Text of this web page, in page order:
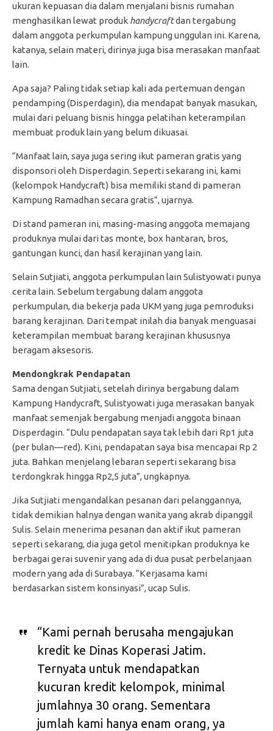
ukuran kepuasan dia dalam menjalani bisnis rumahan
menghasilkan lewat produk handycraftdan tergabung
dalam anggota perkumpulan kampung unggulan ini. Karena,
katanya, selain materi, dirinya juga bisa merasakan manfaat
lain.
Apa saja? Paling tidak setiap kali ada pertemuan dengan
pendamping (Disperdagin), dia mendapat banyak masukan,
mulai dari peluang bisnis hingga pelatihan keterampilan
membuat produk lain yang belum dikuasai.
“Manfaat lain, saya juga sering ikut pameran gratis yang
disponsori oleh Disperdagin. Seperti sekarang ini, kami
(kelompok Handycraft) bisa memiliki stand di pameran
Kampung Ramadhan secara gratis”, ujarnya.
Di stand pameran ini, masing-masing anggota memajang
produknya mulai dari tas monte, box hantaran, bros,
gantungan kunci, dan hasil kerajinan yang lain.
Selain Sutjiati, anggota perkumpulan lain Sulistyowati punya
cerita lain. Sebelum tergabung dalam anggota
perkumpulan, dia bekerja pada UKM yang juga pemroduksi
barang kerajinan. Dari tempat inilah dia banyak menguasai
keterampilan membuat barang kerajinan khususnya
beragam aksesoris.
Mendongkrak Pendapatan
Sama dengan Sutjiati, setelah dirinya bergabung dalam
Kampung Handycraft, Sulistyowati juga merasakan banyak
manfaat semenjak bergabung menjadi anggota binaan
Disperdagin. “Dulu pendapatan saya tak lebih dari Rp1 juta
(per bulan—red). Kini, pendapatan saya bisa mencapai Rp 2
juta. Bahkan menjelang lebaran seperti sekarang bisa
terdongkrak hingga Rp2,5 juta”, ungkapnya.
Jika Sutjiati mengandalkan pesanan dari pelanggannya,
tidak demikian halnya dengan wanita yang akrab dipanggil
Sulis. Selain menerima pesanan dan aktif ikut pameran
seperti sekarang, dia juga getol menitipkan produknya ke
berbagai gerai suvenir yang ada di dua pusat perbelanjaan
modern yang ada di Surabaya. “Kerjasama kami
berdasarkan sistem konsinyasi”, ucap Sulis.
“Kami pernah berusaha mengajukan
kredit ke Dinas Koperasi Jatim.
Ternyata untuk mendapatkan
kucuran kredit kelompok, minimal
jumlahnya 30 orang. Sementara
jumlah kami hanya enam orang, ya